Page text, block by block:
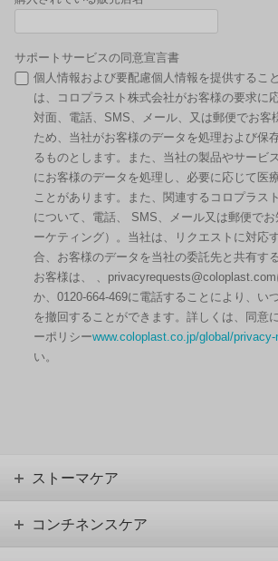
サポートサービスの同意宣言書
個人情報および要配慮個人情報を提供するこ
は、コロプラスト株式会社がお客様の要求に
対面、電話、SMS、メール、又は郵便でお客
ため、当社がお客様のデータを処理および保
るものとします。また、当社の製品やサービ
にお客様のデータを処理し、必要に応じて医
ことがあります。また、関連するコロプラス
について、電話、 SMS、メール又は郵便で
ーケティング）。当社は、リクエストに対応
合、お客様のデータを当社の委託先と共有す
お客様は、 、
か、0120-664-469に電話することにより、い
を撤回することができます。詳しくは、同意
ーポリシーwww.coloplast.co.jp/global/
い。
ストーマケア
コンチネンスケア